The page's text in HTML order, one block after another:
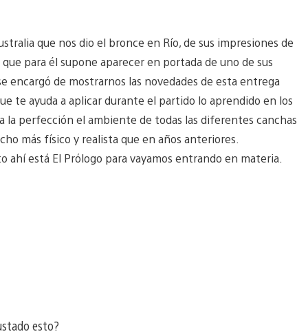
que nos dio el bronce en Río, de sus impresiones de
para él supone aparecer en portada de uno de sus
encargó de mostrarnos las novedades de esta entrega
te ayuda a aplicar durante el partido lo aprendido en los
perfección el ambiente de todas las diferentes canchas
más físico y realista que en años anteriores.
ahí está El Prólogo para vayamos entrando en materia.
esto?